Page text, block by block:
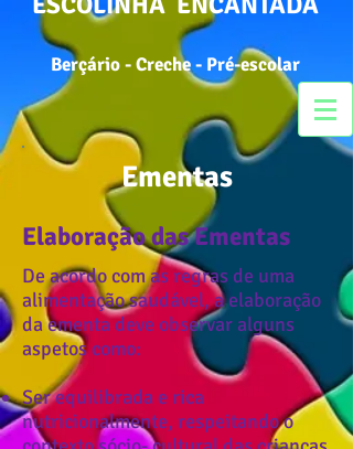
Berçário - Creche - Pré-escolar
Ementas
Elaboração das Ementas
De acordo com as regras de uma
alimentação saudável, a elaboração
da ementa deve observar alguns
aspetos como:
Ser equilibrada e rica
nutricionalmente, respeitando o